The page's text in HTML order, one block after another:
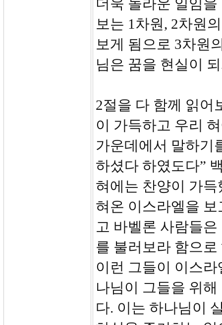
더욱 놀라운 일임
보는 1차원, 2차원
보게 됨으로 3차원
님은 꿈을 현실이
2절을 다 함께 읽어
이 가득하고 우리
가운데에서 말하기
하셨다 하였도다”
혀에는 찬양이 가
혀온 이스라엘을 보
고 바벨론 사람들
를 불러보라 함으
이런 그들이 이스
나님이 그들을 위
다. 이는 하나님이